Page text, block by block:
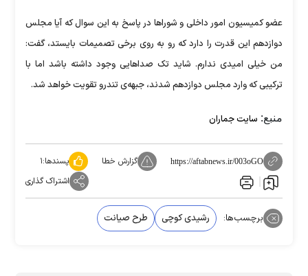
عضو کمیسیون امور داخلی و شوراها در پاسخ به این سوال که آیا مجلس
دوازدهم این قدرت را دارد که رو به روی برخی تصمیمات بایستد، گفت:
من خیلی امیدی ندارم. شاید تک صداهایی وجود داشته باشد اما با
ترکیبی که وارد مجلس دوازدهم شدند، جبهه‌ی تندرو تقویت خواهد شد.
منبع: سایت جماران
https://aftabnews.ir/003oGO گزارش خطا پسندها:۱
اشتراک گذاری
برچسب‌ها: رشیدی کوچی طرح صیانت